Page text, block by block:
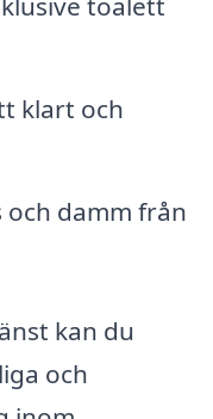
klart och
och damm från
kan du
och